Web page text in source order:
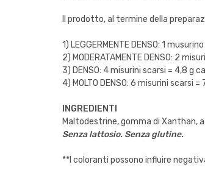
Il prodotto, al termine della
1) LEGGERMENTE DENSO: 1
2) MODERATAMENTE DENSO: 2
3) DENSO: 4 misurini scarsi = 4,8 g
4) MOLTO DENSO: 6 misurini scarsi
INGREDIENTI
Maltodestrine, gomma di Xanthan,
Senza lattosio. Senza glutine.
**I coloranti possono influire